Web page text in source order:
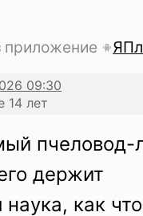
приложение
14 лет
пчеловод-
держит
как